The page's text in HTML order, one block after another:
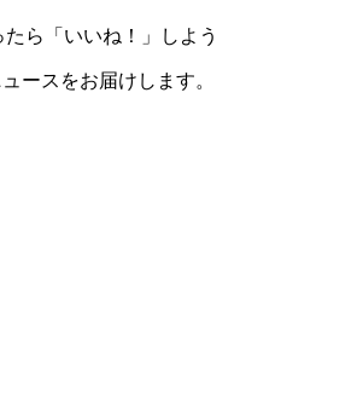
ら「いいね！」しよう
ースをお届けします。